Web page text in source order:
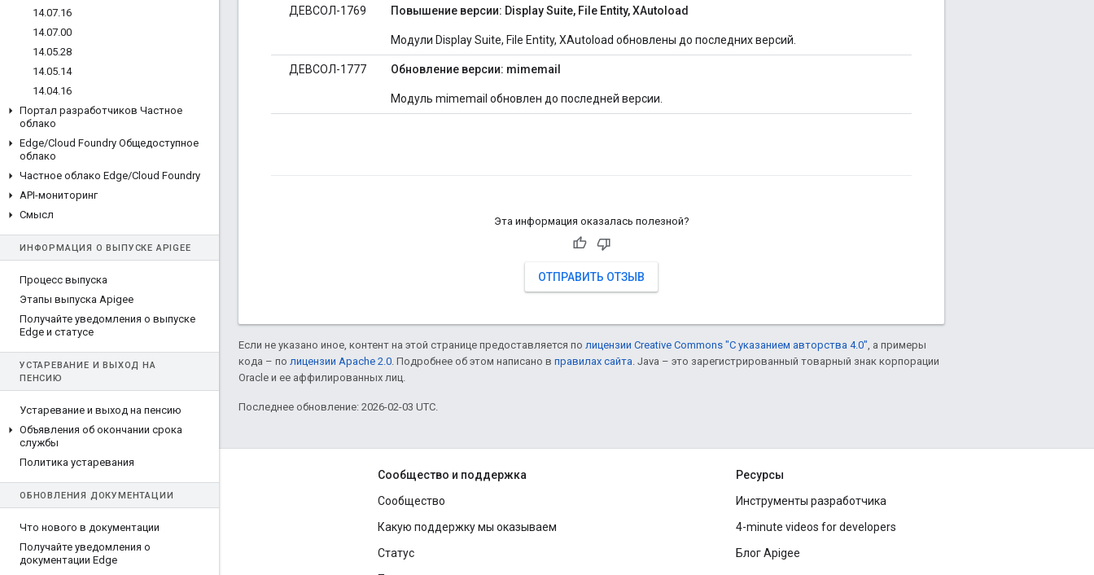
14.07.16
14.07.00
14.05.28
14.05.14
14.04.16
Портал разработчиков Частное
облако
Edge/Cloud Foundry Общедоступное
облако
Частное облако Edge/Cloud Foundry
API-мониторинг
Смысл
ИНФОРМАЦИЯ О ВЫПУСКЕ APIGEE
Процесс выпуска
Этапы выпуска Apigee
Получайте уведомления о выпуске
Edge и статусе
УСТАРЕВАНИЕ И ВЫХОД НА
ПЕНСИЮ
Устаревание и выход на пенсию
Объявления об окончании срока
службы
Политика устаревания
ОБНОВЛЕНИЯ ДОКУМЕНТАЦИИ
Что нового в документации
Получайте уведомления о
документации Edge
ДЕВСОЛ-1769 Повышение версии: Display Suite, File Entity, XAutoload
Модули Display Suite, File Entity, XAutoload обновлены до последних версий.
ДЕВСОЛ-1777 Обновление версии: mimemail
Модуль mimemail обновлен до последней версии.
Эта информация оказалась полезной?
ОТПРАВИТЬ ОТЗЫВ
Если не указано иное, контент на этой странице предоставляется по лицензии Creative Commons "С указанием авторства 4.0", а примеры
кода – по лицензии Apache 2.0. Подробнее об этом написано в правилах сайта. Java – это зарегистрированный товарный знак корпорации
Oracle и ее аффилированных лиц.
Последнее обновление: 2026-02-03 UTC.
We're part of Google
Мероприятия
Партнеры
Сообщество и поддержка
Сообщество
Какую поддержку мы оказываем
Статус
Ресурсы
Инструменты разработчика
4-minute videos for developers
Блог Apigee